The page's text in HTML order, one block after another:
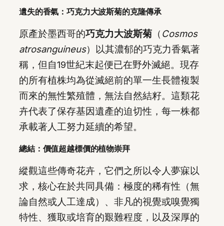
遺失的香氣：巧克力大波斯菊的克隆傳承
原產於墨西哥的巧克力大波斯菊 （ Cosmos
atrosanguineus）以其濃郁的巧克力香氣著
稱，但自19世紀末起便已在野外滅絕。現存
的所有植株均為從滅絕前的單一生長體複製
而來的無性繁殖體，無法自然結籽。這類花
卉代表了保存基因遺產的迫切性，每一株都
承載著人工努力延續的希望。
總結：價值超越標價的植物崇拜
縱觀這些傳奇花卉，它們之所以令人夢寐以
求，核心在於共同具備：極度的稀有性（無
論自然或人工達成）、非凡的視覺或嗅覺獨
特性、獲取或培育的艱難程度，以及深厚的